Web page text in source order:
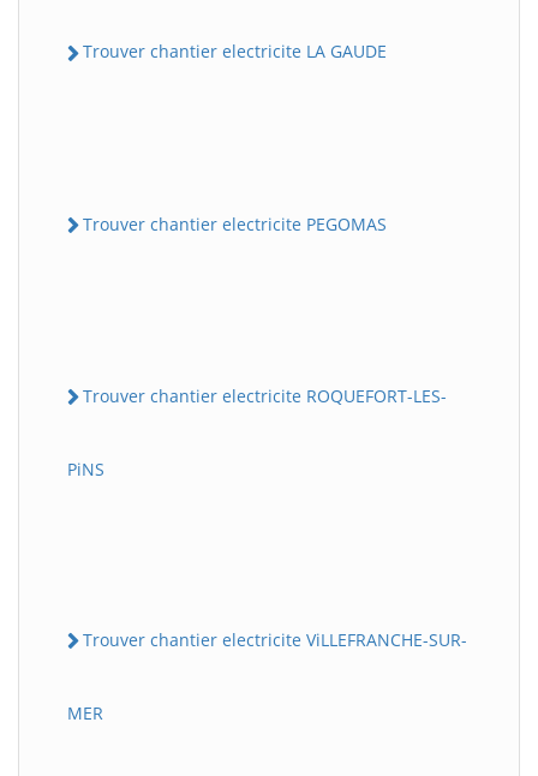
Trouver chantier electricite LA GAUDE
Trouver chantier electricite PEGOMAS
Trouver chantier electricite ROQUEFORT-LES-
PiNS
Trouver chantier electricite ViLLEFRANCHE-SUR-
MER